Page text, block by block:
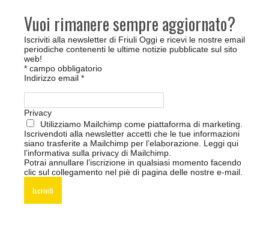
Vuoi rimanere sempre aggiornato?
Iscriviti alla newsletter di Friuli Oggi e ricevi le nostre email
periodiche contenenti le ultime notizie pubblicate sul sito
web!
* campo obbligatorio
Indirizzo email *
Privacy
Utilizziamo Mailchimp come piattaforma di marketing.
Iscrivendoti alla newsletter accetti che le tue informazioni
siano trasferite a Mailchimp per l’elaborazione. Leggi qui
l’informativa sulla privacy di Mailchimp
Potrai annullare l’iscrizione in qualsiasi momento facendo
clic sul collegamento nel piè di pagina delle nostre e-mail.